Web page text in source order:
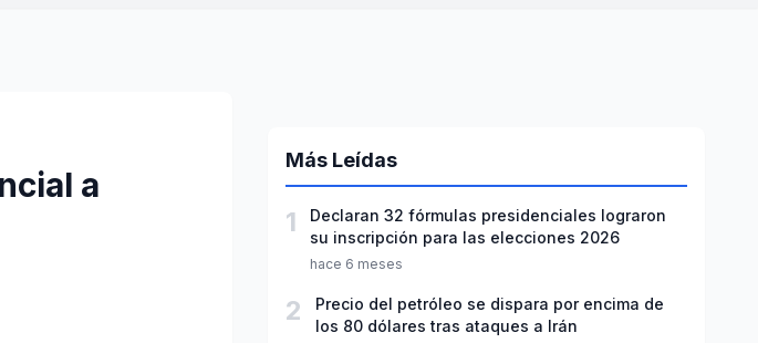
a
Más Leídas
1
Declaran 32 fórmulas presidenciales lograron
su inscripción para las elecciones 2026
hace 6 meses
2
Precio del petróleo se dispara por encima de
los 80 dólares tras ataques a Irán